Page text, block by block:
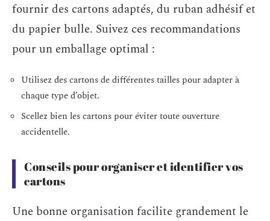
fournir des cartons adaptés, du ruban adhésif et
du papier bulle. Suivez ces recommandations
pour un emballage optimal :
Utilisez des cartons de différentes tailles pour adapter à
chaque type d’objet.
Scellez bien les cartons pour éviter toute ouverture
accidentelle.
Conseils pour organiser et identifier vos
cartons
Une bonne organisation facilite grandement le